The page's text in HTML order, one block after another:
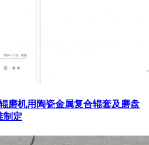
磨机用陶瓷金属复合辊套及磨盘
制定